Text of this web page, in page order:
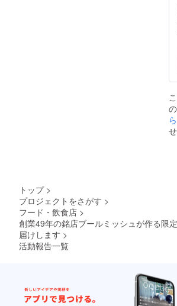
ご支援もまだまだお待ちし
ております！ また、今後も
絶品スイーツをお届けさせ
ていただきます！ お楽しみ
7日間よろしくお願い致しま
す！
ら
トップ >
プロジェクトをさがす >
フード・飲食店 >
創業49年の銘店ブールミッシュが作る限
届けします >
活動報告一覧